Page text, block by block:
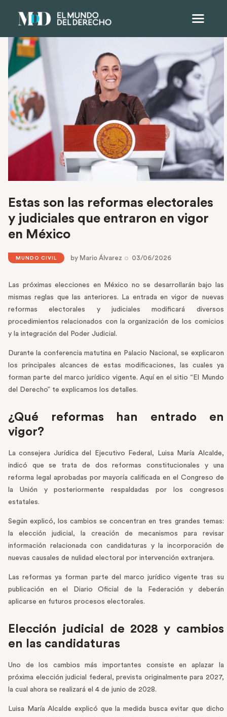
Estas son las reformas electorales
y judiciales que entraron en vigor
en México
MUNDO CIVIL by Mario Álvarez 03/06/2026
Las próximas elecciones en México no se desarrollarán bajo las
mismas reglas que las anteriores. La entrada en vigor de nuevas
reformas electorales y judiciales modificará diversos
procedimientos relacionados con la organización de los comicios
y la integración del Poder Judicial.
Durante la conferencia matutina en Palacio Nacional, se explicaron
los principales alcances de estas modificaciones, las cuales ya
forman parte del marco jurídico vigente. Aquí en el sitio “El Mundo
del Derecho” te explicamos los detalles.
¿Qué reformas han entrado en
vigor?
La consejera Jurídica del Ejecutivo Federal, Luisa María Alcalde,
indicó que se trata de dos reformas constitucionales y una
reforma legal aprobadas por mayoría calificada en el Congreso de
la Unión y posteriormente respaldadas por los congresos
estatales.
Según explicó, los cambios se concentran en tres grandes temas:
la elección judicial, la creación de mecanismos para revisar
información relacionada con candidaturas y la incorporación de
nuevas causales de nulidad electoral por intervención extranjera.
Las reformas ya forman parte del marco jurídico vigente tras su
publicación en el Diario Oficial de la Federación y deberán
aplicarse en futuros procesos electorales.
Elección judicial de 2028 y cambios
en las candidaturas
Uno de los cambios más importantes consiste en aplazar la
próxima elección judicial federal, prevista originalmente para 2027,
la cual ahora se realizará el 4 de junio de 2028.
Luisa María Alcalde explicó que la medida busca evitar que dicho